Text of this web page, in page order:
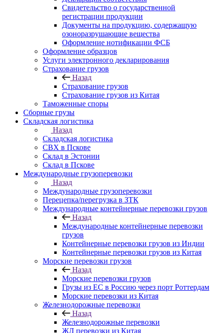
Свидетельство о государственной
регистрации продукции
Документы на продукцию, содержащую
озоноразрушающие вещества
Оформление нотификации ФСБ
Оформление образцов
Услуги электронного декларирования
Страхование грузов
Назад
Страхование грузов
Страхование грузов из Китая
Таможенные споры
Сборные грузы
Складская логистика
Назад
Складская логистика
СВХ в Пскове
Склад в Эстонии
Склад в Пскове
Международные грузоперевозки
Назад
Международные грузоперевозки
Перецепка/перегрузка в ЗТК
Международные контейнерные перевозки грузов
Назад
Международные контейнерные перевозки
грузов
Контейнерные перевозки грузов из Индии
Контейнерные перевозки грузов из Китая
Морские перевозки грузов
Назад
Морские перевозки грузов
Грузы из ЕС в Россию через порт Роттердам
Морские перевозки из Китая
Железнодорожные перевозки
Назад
Железнодорожные перевозки
ЖД перевозки из Китая